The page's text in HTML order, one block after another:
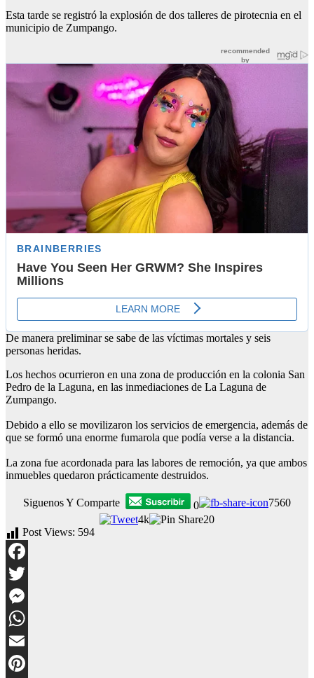
Esta tarde se registró la explosión de dos talleres de pirotecnia en el
municipio de Zumpango.
De manera preliminar se sabe de las víctimas mortales y seis
personas heridas.
Los hechos ocurrieron en una zona de producción en la colonia San
Pedro de la Laguna, en las inmediaciones de La Laguna de
Zumpango.
Debido a ello se movilizaron los servicios de emergencia, además de
que se formó una enorme fumarola que podía verse a la distancia.
La zona fue acordonada para las labores de remoción, ya que ambos
inmuebles quedaron prácticamente destruidos.
Siguenos Y Comparte 0
7560
4k
20
Post Views: 594
Facebook
Twitter
Messenger
WhatsApp
Email